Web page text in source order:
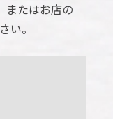
またはお店の
い。